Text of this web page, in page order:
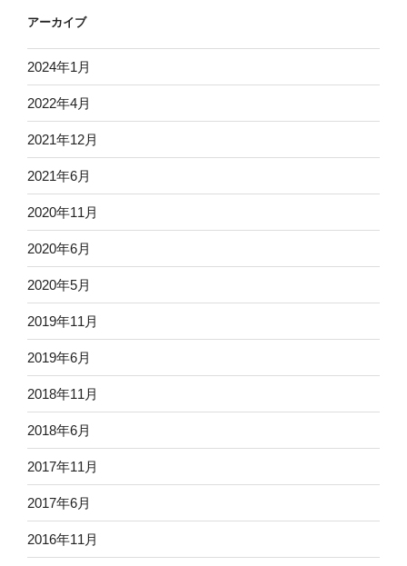
アーカイブ
2024年1月
2022年4月
2021年12月
2021年6月
2020年11月
2020年6月
2020年5月
2019年11月
2019年6月
2018年11月
2018年6月
2017年11月
2017年6月
2016年11月